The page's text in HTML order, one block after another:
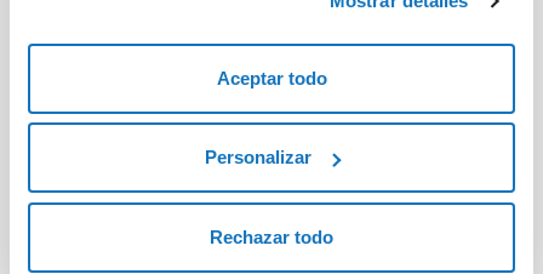
Aceptar todo
Personalizar
Rechazar todo
1 Dominio incluido
(también al renovar)